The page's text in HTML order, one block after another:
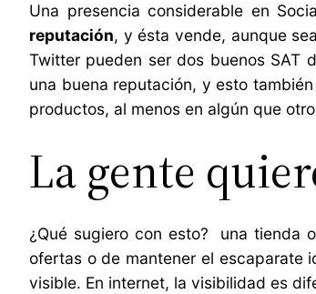
Una presencia considerable en
reputación, y ésta vende, aunque
Twitter pueden ser dos buenos SAT
una buena reputación, y esto
productos, al menos en algún que
La gente
¿Qué sugiero con esto? una tienda
ofertas o de mantener el escaparate
visible. En internet, la visibilidad es